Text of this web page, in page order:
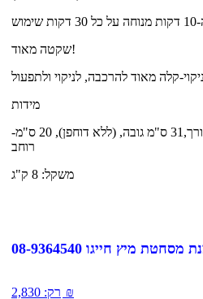
שקטה מאוד!
קלה מאוד להרכבה, לניקוי ולתפעול
מידות
-קטנה וקומפקטית: 40 ס"מ אורך,31 ס"מ גובה, (ללא דוחפן), 20 ס"מ
רוחב
משקל: 8 ק"ג
מיץ חייגו 08-9364540
רק: 2,830 ₪